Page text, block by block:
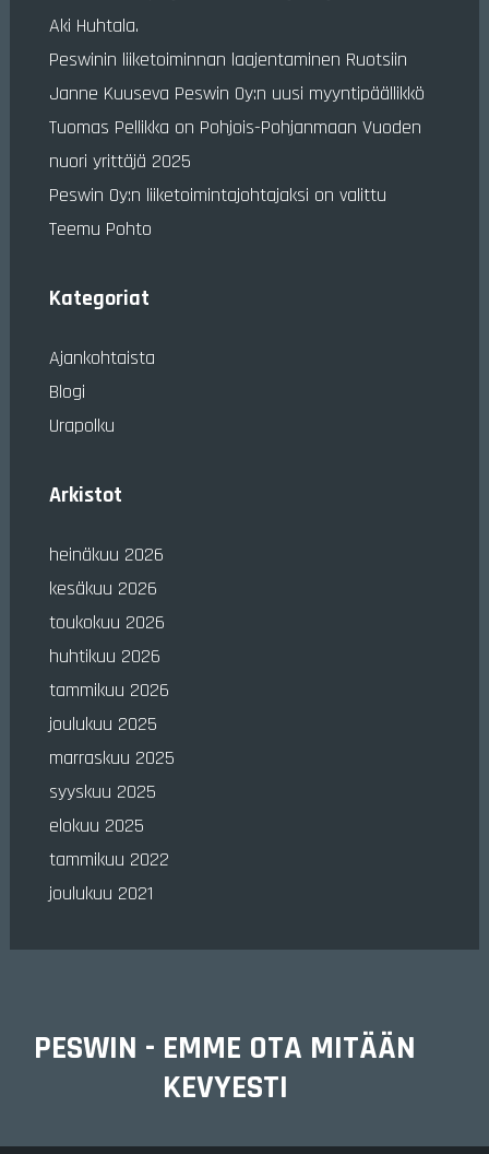
Aki Huhtala.
Peswinin liiketoiminnan laajentaminen Ruotsiin
Janne Kuuseva Peswin Oy:n uusi myyntipäällikkö
Tuomas Pellikka on Pohjois-Pohjanmaan Vuoden
nuori yrittäjä 2025
Peswin Oy:n liiketoimintajohtajaksi on valittu
Teemu Pohto
Kategoriat
Ajankohtaista
Blogi
Urapolku
Arkistot
heinäkuu 2026
kesäkuu 2026
toukokuu 2026
huhtikuu 2026
tammikuu 2026
joulukuu 2025
marraskuu 2025
syyskuu 2025
elokuu 2025
tammikuu 2022
joulukuu 2021
PESWIN - EMME OTA MITÄÄN
KEVYESTI